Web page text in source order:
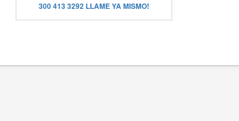
300 413 3292 LLAME YA MISMO!